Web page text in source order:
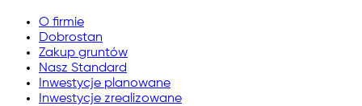
O firmie
Dobrostan
Zakup gruntów
Nasz Standard
Inwestycje planowane
Inwestycje zrealizowane